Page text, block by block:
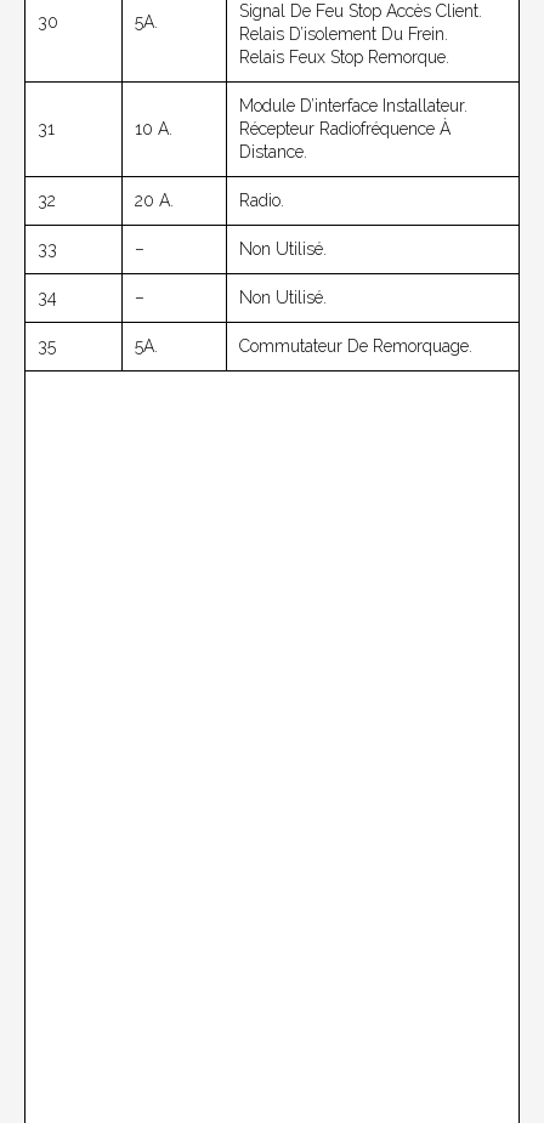
30 5A.
Signal De Feu Stop Accès Client.
Relais D’isolement Du Frein.
Relais Feux Stop Remorque.
31 10 A.
Module D’interface Installateur.
Récepteur Radiofréquence À
Distance.
32 20 A. Radio.
33 – Non Utilisé.
34 – Non Utilisé.
35 5A. Commutateur De Remorquage.